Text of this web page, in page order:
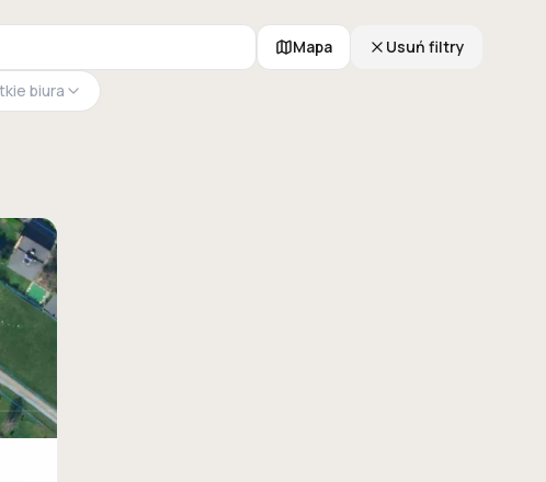
Mapa Usuń filtry
biura